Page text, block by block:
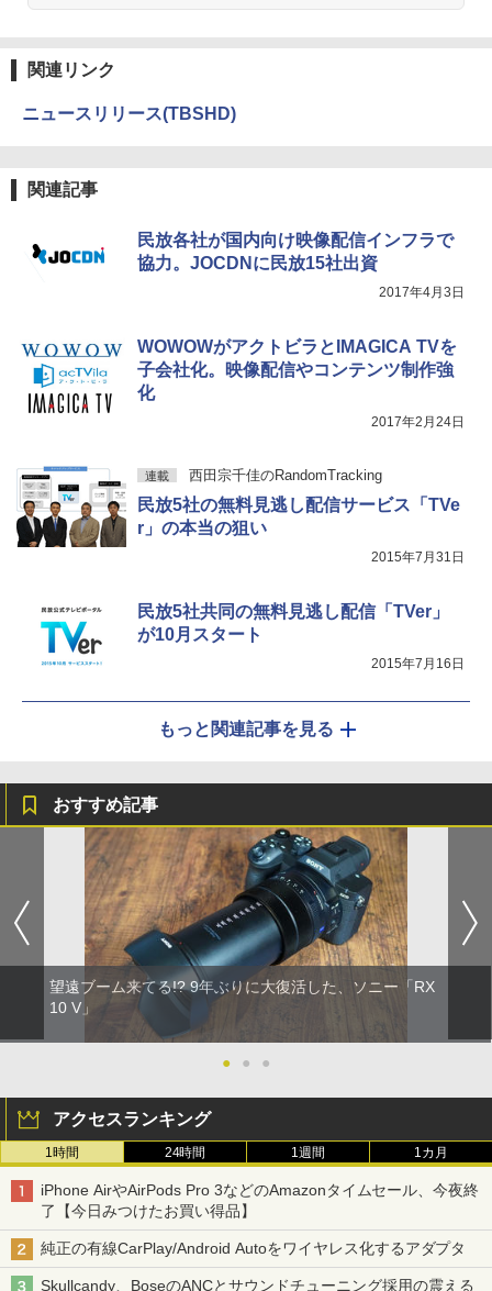
関連リンク
ニュースリリース(TBSHD)
関連記事
民放各社が国内向け映像配信インフラで
協力。JOCDNに民放15社出資
2017年4月3日
WOWOWがアクトビラとIMAGICA TVを
子会社化。映像配信やコンテンツ制作強
化
2017年2月24日
連載 西田宗千佳のRandomTracking
民放5社の無料見逃し配信サービス「TVe
r」の本当の狙い
2015年7月31日
民放5社共同の無料見逃し配信「TVer」
が10月スタート
2015年7月16日
もっと関連記事を見る
おすすめ記事
望遠ブーム来てる!? 9年ぶりに大復活した、ソニー「RX
10 V」
● ● ●
アクセスランキング
1時間 24時間 1週間 1カ月
iPhone AirやAirPods Pro 3などのAmazonタイムセール、今夜終
了【今日みつけたお買い得品】
純正の有線CarPlay/Android Autoをワイヤレス化するアダプタ
Skullcandy、BoseのANCとサウンドチューニング採用の震える